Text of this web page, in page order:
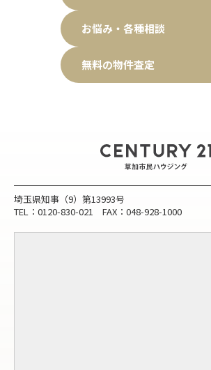
お悩み・各種相談
無料の物件査定
埼玉県知事（9）第13993号
TEL：0120-830-021 FAX：048-928-1000